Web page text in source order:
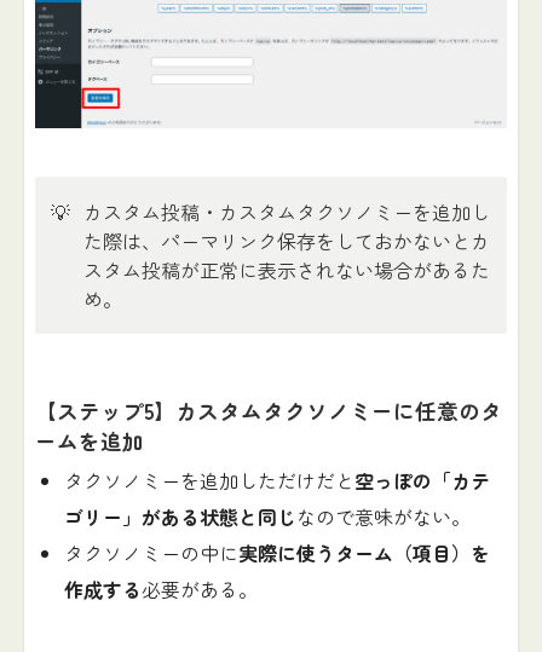
💡 カスタム投稿・カスタムタクソノミーを追加し
た際は、パーマリンク保存をしておかないとカ
スタム投稿が正常に表示されない場合があるた
め。
【ステップ5】カスタムタクソノミーに任意のタ
ームを追加
タクソノミーを追加しただけだと空っぽの「カテ
ゴリー」がある状態と同じなので意味がない。
タクソノミーの中に実際に使うターム（項目）を
作成する必要がある。